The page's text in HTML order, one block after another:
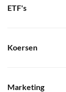
ETF's
Koersen
Marketing